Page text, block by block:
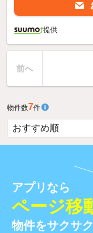
提供
前へ
物件数7件
アプリなら
ページ移
物件をサクサ